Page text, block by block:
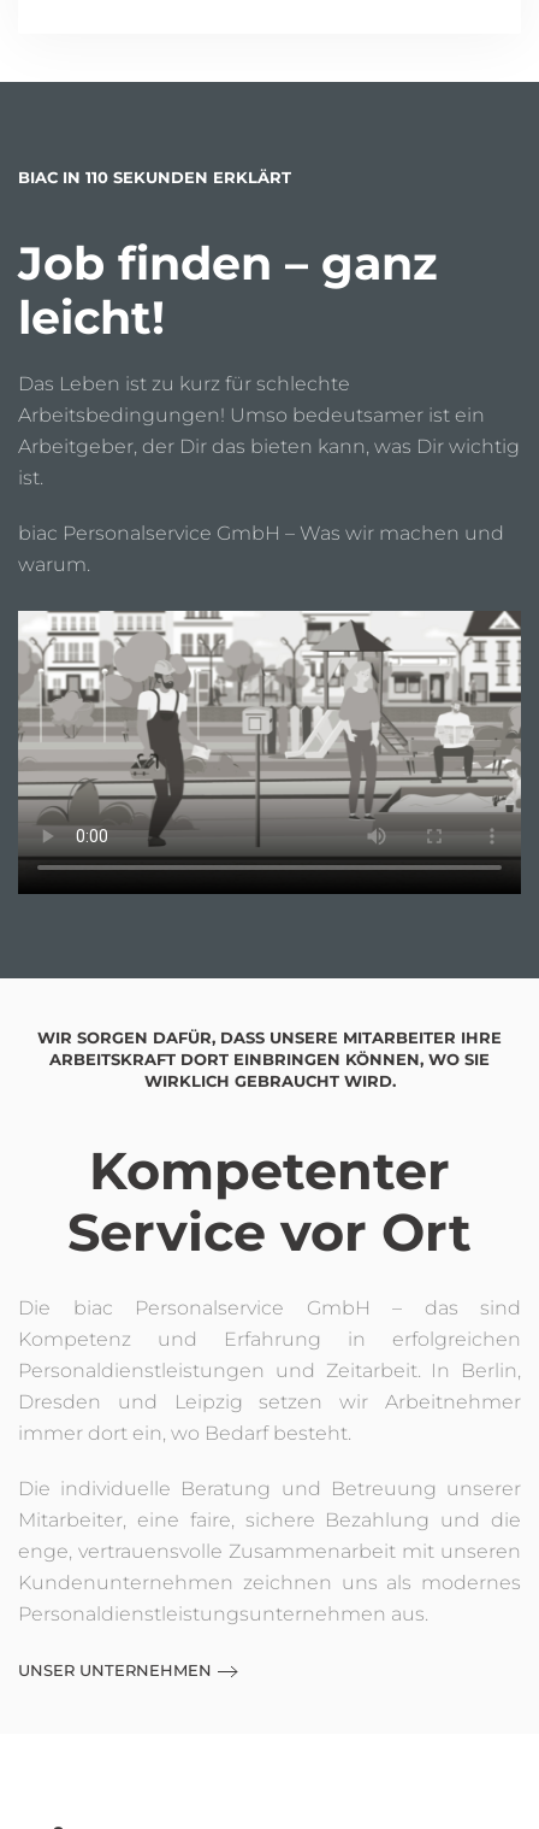
BIAC IN 110 SEKUNDEN ERKLÄRT
Job finden – ganz
leicht!
Das Leben ist zu kurz für schlechte
Arbeitsbedingungen! Umso bedeutsamer ist ein
Arbeitgeber, der Dir das bieten kann, was Dir wichtig
ist.
biac Personalservice GmbH – Was wir machen und
warum.
WIR SORGEN DAFÜR, DASS UNSERE MITARBEITER IHRE
ARBEITSKRAFT DORT EINBRINGEN KÖNNEN, WO SIE
WIRKLICH GEBRAUCHT WIRD.
Kompetenter
Service vor Ort
Dresden
Die biac Personalservice GmbH – das sind
Kompetenz und Erfahrung in erfolgreichen
Personaldienstleistungen und Zeitarbeit. In Berlin,
Dresden und Leipzig setzen wir Arbeitnehmer
immer dort ein, wo Bedarf besteht.
Die individuelle Beratung und Betreuung unserer
Mitarbeiter, eine faire, sichere Bezahlung und die
enge, vertrauensvolle Zusammenarbeit mit unseren
Kundenunternehmen zeichnen uns als modernes
Personaldienstleistungsunternehmen aus.
UNSER UNTERNEHMEN